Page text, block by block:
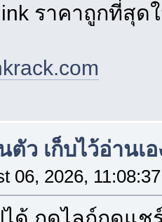
ราคาถูกที่สุด
ตัว เก็บไว้อ่านเอ
06, 2026,